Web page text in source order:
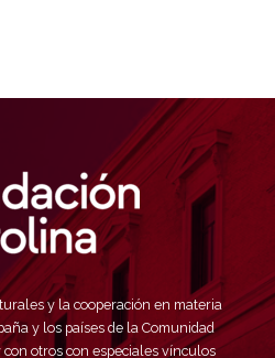
y la cooperación en materia
y los países de la Comunidad
otros con especiales vínculos